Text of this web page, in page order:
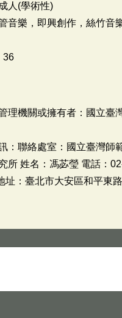
人(學術性)
音樂，即興創作，絲竹音
36
理機關或擁有者：國立臺
：聯絡處室：國立臺灣師
所 姓名：馮苾瑩 電話：
址：臺北市大安區和平東